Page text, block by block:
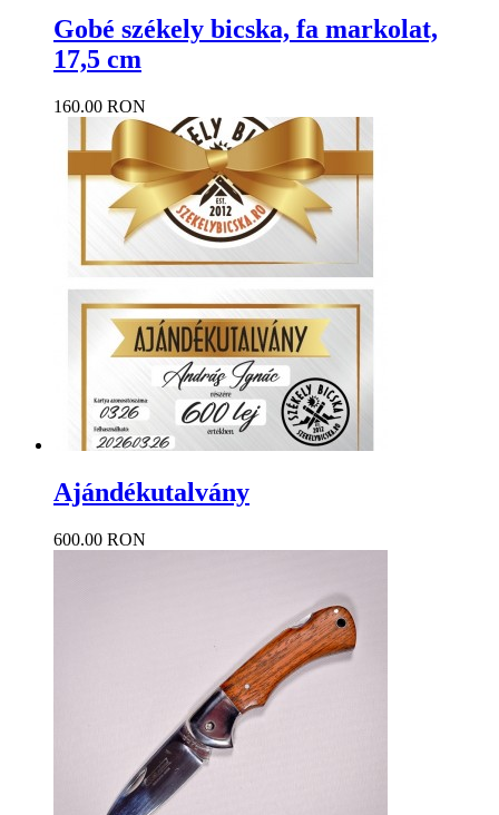
Gobé székely bicska, fa markolat,
17,5 cm
160.00 RON
Ajándékutalvány
600.00 RON